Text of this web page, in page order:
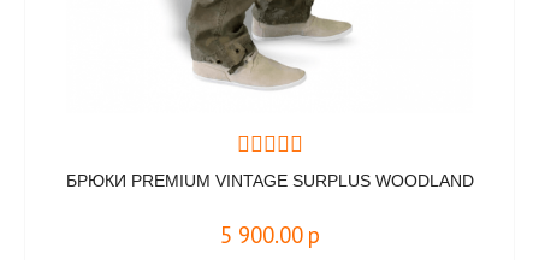
БРЮКИ PREMIUM VINTAGE SURPLUS WOODLAND
5 900.00 р